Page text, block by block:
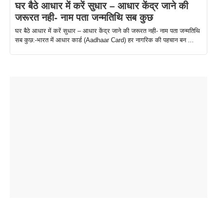
घर बैठे आधार में करें सुधार – आधार केंद्र जाने की
जरूरत नही- नाम पता जन्मतिथि सब कुछ
घर बैठे आधार में करें सुधार – आधार केंद्र जाने की जरूरत नही- नाम पता जन्मतिथि
सब कुछ:-भारत में आधार कार्ड (Aadhaar Card) हर नागरिक की पहचान बन ...